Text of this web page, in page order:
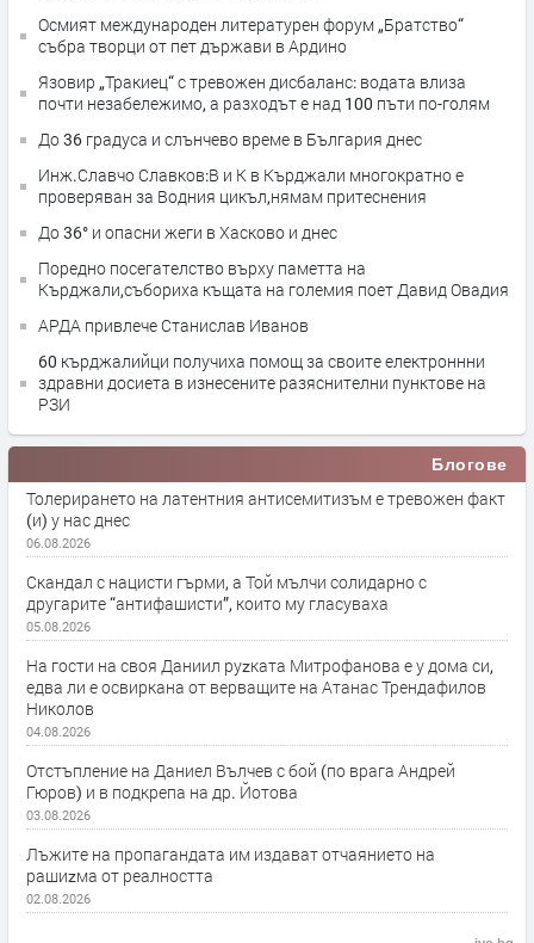
Осмият международен литературен форум „Братство“
събра творци от пет държави в Ардино
Язовир „Тракиец“ с тревожен дисбаланс: водата влиза
почти незабележимо, а разходът е над 100 пъти по-голям
До 36 градуса и слънчево време в България днес
Инж.Славчо Славков:В и К в Кърджали многократно е
проверяван за Водния цикъл,нямам притеснения
До 36° и опасни жеги в Хасково и днес
Поредно посегателство върху паметта на
Кърджали,събориха къщата на големия поет Давид Овадия
АРДА привлече Станислав Иванов
60 кърджалийци получиха помощ за своите електроннни
здравни досиета в изнесените разяснителни пунктове на
РЗИ
Блогове
Толерирането на латентния антисемитизъм е тревожен факт
(и) у нас днес
06.08.2026
Скандал с нацисти гърми, а Той мълчи солидарно с
другарите “антифашисти”, които му гласуваха
05.08.2026
На гости на своя Даниил руzката Митрофанова е у дома си,
едва ли е освиркана от верващите на Атанас Трендафилов
Николов
04.08.2026
Отстъпление на Даниел Вълчев с бой (по врага Андрей
Гюров) и в подкрепа на др. Йотова
03.08.2026
Лъжите на пропагандата им издават отчаянието на
рашиzма от реалността
02.08.2026